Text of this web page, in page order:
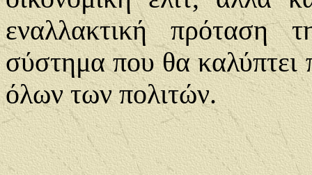
εναλλακτική πρόταση
σύστημα που θα καλύπτει
όλων των πολιτών.